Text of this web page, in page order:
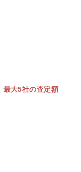
最大5社の査定額